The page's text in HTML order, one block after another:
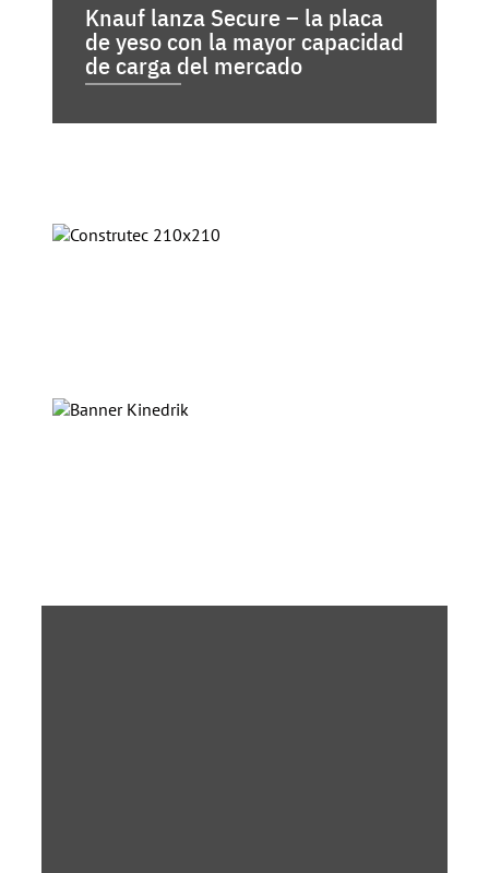
Knauf lanza Secure – la placa
de yeso con la mayor capacidad
de carga del mercado